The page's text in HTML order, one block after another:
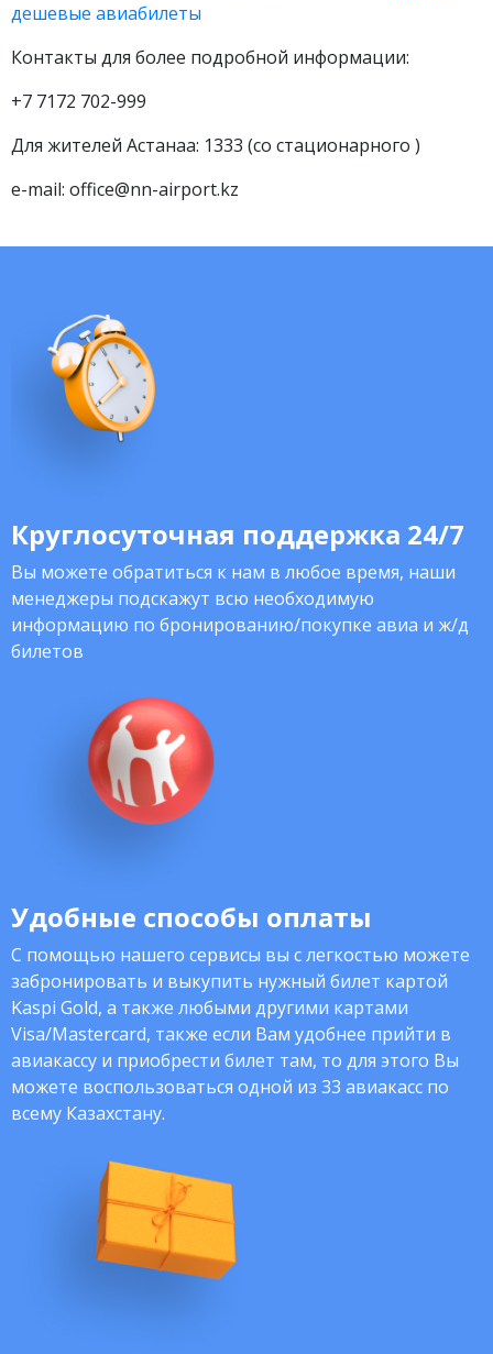
дешевые авиабилеты
Контакты для более подробной информации:
+7 7172 702-999
Для жителей Астанаа: 1333 (со стационарного )
e-mail: office@nn-airport.kz
Круглосуточная поддержка 24/7
Вы можете обратиться к нам в любое время, наши
менеджеры подскажут всю необходимую
информацию по бронированию/покупке авиа и ж/д
билетов
Удобные способы оплаты
С помощью нашего сервисы вы с легкостью можете
забронировать и выкупить нужный билет картой
Kaspi Gold, а также любыми другими картами
Visa/Mastercard, также если Вам удобнее прийти в
авиакассу и приобрести билет там, то для этого Вы
можете воспользоваться одной из 33 авиакасс по
всему Казахстану.